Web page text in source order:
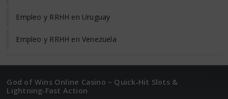
Empleo y RRHH en Uruguay
Empleo y RRHH en Venezuela
God of Wins Online Casino – Quick‑Hit Slots &
Lightning‑Fast Action